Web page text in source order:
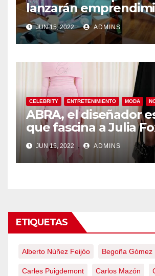
lanzarán
productos hechos
JUN 15, 2022 ADMINS
CELEBRITY ENTRETENIMIENTO MODA
ABRA, el diseñador
que fascina a Julia
JUN 15, 2022 ADMINS
ETIQUETAS
Alberto Núñez Feijóo Begoña Gómez
Carles Puigdemont Carlos Mazón